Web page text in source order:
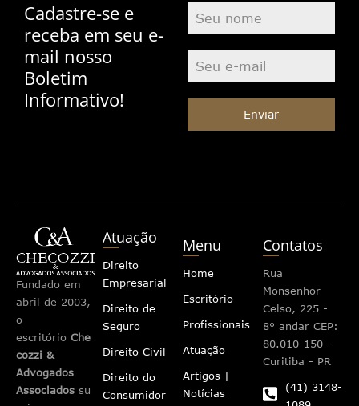
Cadastre-se e
receba em seu e-
mail nosso
Boletim
Informativo!
Enviar
Fundado em
abril de 2003,
o
escritório Che
cozzi &
Advogados
Associados su
Atuação
Direito
Empresarial
Direito de
Seguro
Direito Civil
Direito do
Consumidor
Menu
Home
Escritório
Profissionais
Atuação
Artigos |
Notícias
Contatos
Rua
Monsenhor
Celso, 225 -
8° andar CEP:
80.010-150 –
Curitiba - PR
(41) 3148-